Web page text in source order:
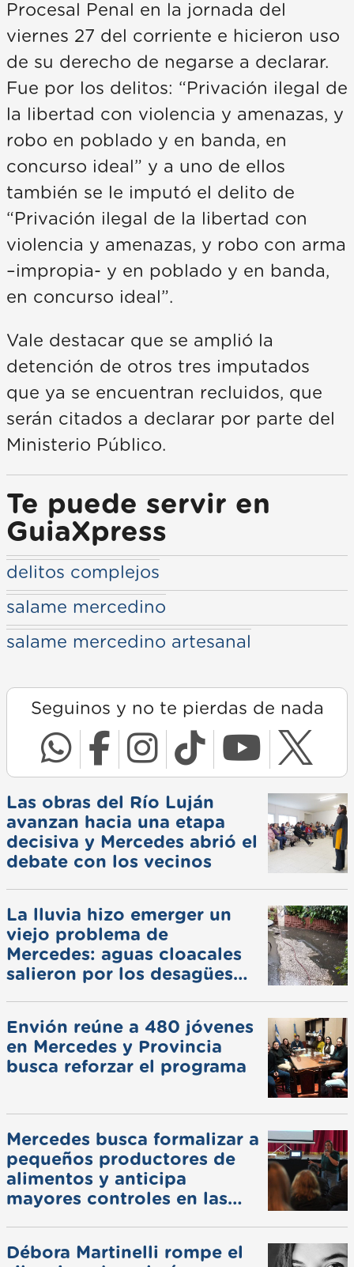
Procesal Penal en la jornada del
viernes 27 del corriente e hicieron uso
de su derecho de negarse a declarar.
Fue por los delitos: “Privación ilegal de
la libertad con violencia y amenazas, y
robo en poblado y en banda, en
concurso ideal” y a uno de ellos
también se le imputó el delito de
“Privación ilegal de la libertad con
violencia y amenazas, y robo con arma
–impropia- y en poblado y en banda,
en concurso ideal”.
Vale destacar que se amplió la
detención de otros tres imputados
que ya se encuentran recluidos, que
serán citados a declarar por parte del
Ministerio Público.
Te puede servir en
GuiaXpress
delitos complejos
salame mercedino
salame mercedino artesanal
Seguinos y no te pierdas de nada
Las obras del Río Luján
avanzan hacia una etapa
decisiva y Mercedes abrió el
debate con los vecinos
La lluvia hizo emerger un
viejo problema de
Mercedes: aguas cloacales
salieron por los desagües
Envión reúne a 480 jóvenes
en Mercedes y Provincia
busca reforzar el programa
Mercedes busca formalizar a
pequeños productores de
alimentos y anticipa
mayores controles en las
Débora Martinelli rompe el